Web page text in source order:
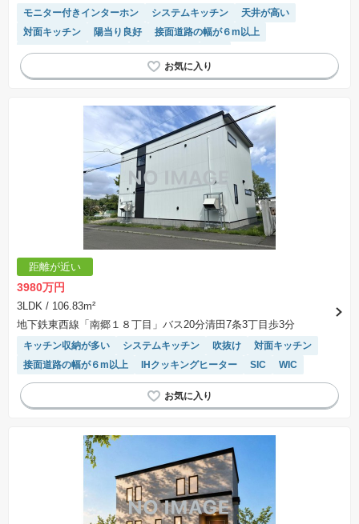
モニター付きインターホン システムキッチン
天井が高い
対面キッチン
陽当り良好
接面道路の幅が６m以上
閑静な住宅地
食洗機 温水洗浄便座 WIC
距離が近い
3980万円
3LDK / 106.83m²
地下鉄東西線「南郷１８丁目」バス20分清田7条3丁目歩3分
キッチン収納が多い システムキッチン 吹抜け
対面キッチン
接面道路の幅が６m以上
IHクッキングヒーター SIC WIC